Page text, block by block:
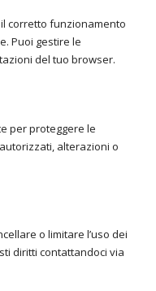
corretto funzionamento
Puoi gestire le
del tuo browser.
per proteggere le
alterazioni o
o limitare l’uso dei
diritti contattandoci via